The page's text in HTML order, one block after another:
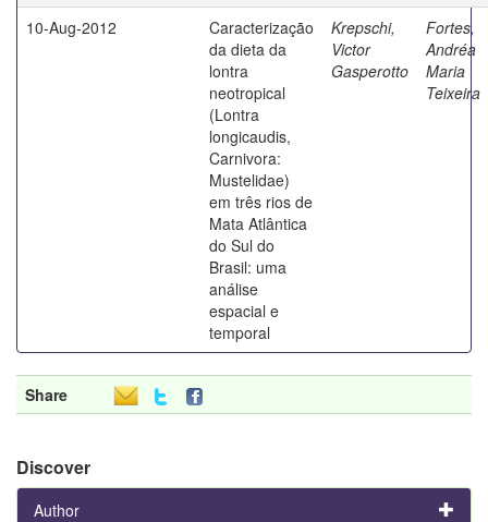
10-Aug-2012
Caracterização
da dieta da
lontra
neotropical
(Lontra
longicaudis,
Carnivora:
Mustelidae)
em três rios de
Mata Atlântica
do Sul do
Brasil: uma
análise
espacial e
temporal
Krepschi,
Victor
Gasperotto
Fortes,
Andréa
Maria
Teixeira
Share
Discover
Author